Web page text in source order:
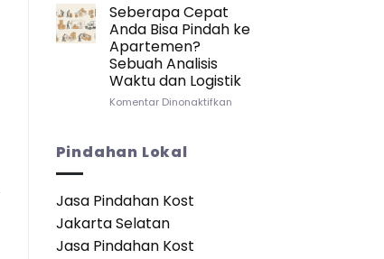
Pindah/Keluar
dari
Panduan
Lengkap
Seberapa Cepat
Anda Bisa Pindah ke
Apartemen?
Sebuah Analisis
Waktu dan Logistik
Komentar Dinonaktifkanpada
Pindahan Lokal
Jasa Pindahan Kost
Jakarta Selatan
Jasa Pindahan Kost